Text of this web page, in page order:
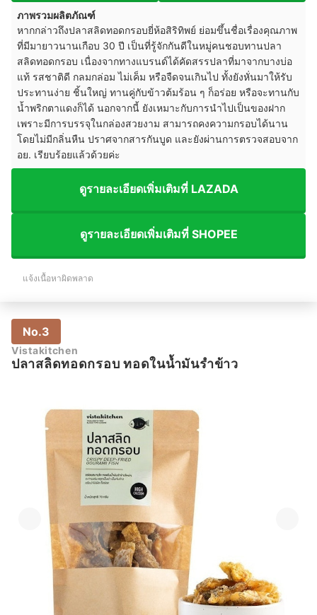
ภาพรวมผลิตภัณฑ์
หากกล่าวถึงปลาสลิดทอดกรอบยี่ห้อสิริทิพย์ ย่อมขึ้นชื่อเรื่องคุณภาพ
ที่มีมายาวนานเกือบ 30 ปี เป็นที่รู้จักกันดีในหมู่คนชอบทานปลา
สลิดทอดกรอบ เนื่องจากทางแบรนด์ได้คัดสรรปลาที่มาจากบางบ่อ
แท้ รสชาติดี กลมกล่อม ไม่เค็ม หรือจืดจนเกินไป ทั้งยังหั่นมาให้รับ
ประทานง่าย ชิ้นใหญ่ ทานคู่กับข้าวต้มร้อน ๆ ก็อร่อย หรือจะทานกับ
น้ำพริกตาแดงก็ได้ นอกจากนี้ ยังเหมาะกับการนำไปเป็นของฝาก
เพราะมีการบรรจุในกล่องสวยงาม สามารถคงความกรอบได้นาน
โดยไม่มีกลิ่นหืน ปราศจากสารกันบูด และยังผ่านการตรวจสอบจาก
อย. เรียบร้อยแล้วด้วยค่ะ
ดูรายละเอียดเพิ่มเติมที่ LAZADA
ดูรายละเอียดเพิ่มเติมที่ SHOPEE
แจ้งเนื้อหาผิดพลาด
No.3
Vistakitchen
ปลาสลิดทอดกรอบ ทอดในน้ำมันรำข้าว